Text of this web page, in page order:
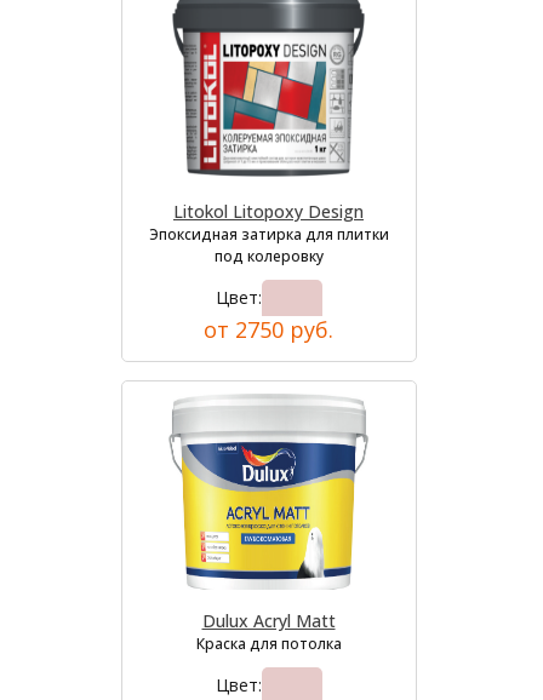
Litokol Litopoxy Design
Эпоксидная затирка для плитки
под колеровку
Цвет:
от 2750 руб.
Dulux Acryl Matt
Краска для потолка
Цвет: